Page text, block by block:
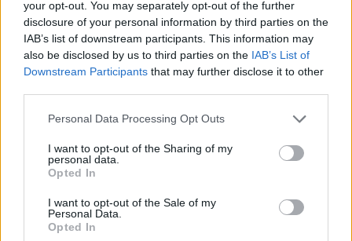
your opt-out. You may separately opt-out of the further
disclosure of your personal information by third parties on the
IAB’s list of downstream participants. This information may
also be disclosed by us to third parties on the IAB’s List of
Downstream Participants that may further disclose it to other
Please note that this website/app uses one or more Google
not limited to your visit or usage behaviour. You may click to
grant or deny consent to Google and its third-party tags to
use your data for below specified purposes in below Google
consent section.
Personal Data Processing Opt Outs
I want to opt-out of the Sharing of my
personal data.
Opted In
I want to opt-out of the Sale of my
Personal Data.
Opted In
Continua a leggere
NEWS